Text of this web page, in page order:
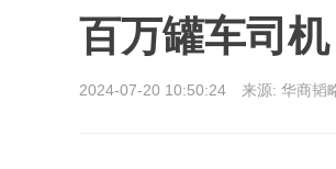
百万罐车司
2024-07-20 10:50:24 来源: 华商韬